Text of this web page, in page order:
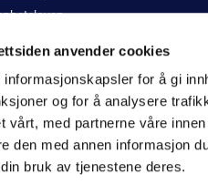
anvender cookies
informasjonskapsler for å gi
og for å analysere
vårt, med partnerne våre
den med annen informasjon
bruk av tjenestene deres.
sider
samarbeidspartnere